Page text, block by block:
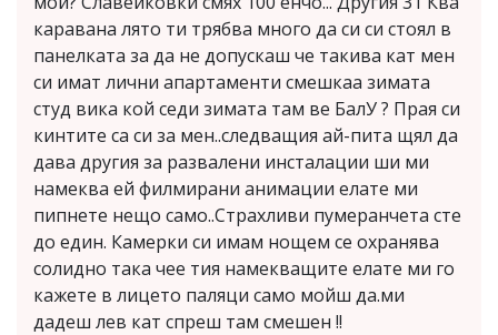
каравана лято ти трябва много да си си стоял в
панелката за да не допускаш че такива кат мен
си имат лични апартаменти смешкаа зимата
студ вика кой седи зимата там ве БалУ ? Прая си
кинтите са си за мен..следващия ай-пита щял да
дава другия за развалени инсталации ши ми
намеква ей филмирани анимации елате ми
пипнете нещо само..Страхливи пумеранчета сте
до един. Камерки си имам нощем се охранява
солидно така чее тия намекващите елате ми го
кажете в лицето паляци само мойш да.ми
дадеш лев кат спреш там смешен !!